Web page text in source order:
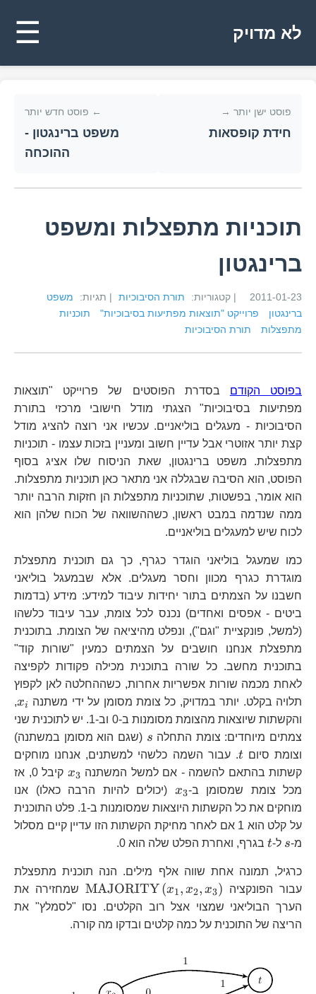
לא מדויק ☰
פוסט ישן יותר →
חידת קופסאות
← פוסט חדש יותר
משפט ברינגטון -
ההוכחה
תוכניות מתפצלות ומשפט
ברינגטון
2011-01-23 | קטגוריות: תורת הסיבוכיות | תגיות:
משפט
ברינגטון
פרוייקט "תוצאות מפתיעות בסיבוכיות"
תוכניות
מתפצלות
תורת הסיבוכיות
בפוסט הקודם בסדרת הפוסטים של פרוייקט "תוצאות
מפתיעות בסיבוכיות" הצגתי מודל חישובי מרכזי בתורת
הסיבוכיות - מעגלים בוליאניים. עכשיו אני רוצה להציג מודל
קצת יותר אזוטרי אבל עדיין חשוב ומעניין בזכות עצמו - תוכניות
מתפצלות. משפט ברינגטון, שאת הניסוח שלו אציג בסוף
הפוסט, הוא הסיבה שבגללה אני מתאר כאן תוכניות מתפצלות.
הוא אומר, בפשטות, שתוכניות מתפצלות הן חזקות הרבה יותר
ממה שנדמה במבט ראשון, כשההשוואה של הכוח שלהן הוא
לכוח שיש למעגלים בוליאניים.
כמו שמעגל בוליאני הוגדר כגרף, כך גם תוכנית מתפצלת
מוגדרת כגרף מכוון וחסר מעגלים. אלא שבמעגל בוליאני
חשבנו על הצמתים בתור יחידות עיבוד למידע: מידע (בדמות
ביטים - אפסים ואחדים) נכנס לכל צומת, עבר עיבוד כלשהו
(למשל, פונקציית "וגם"), ונפלט מהיציאה של הצומת. בתוכנית
מתפצלת אנחנו חושבים על הצמתים כמעין "שורות קוד"
בתוכנית מחשב. כל שורה בתוכנית מכילה פקודות לקפיצה
לאחת מכמה שורות אפשריות אחרות, כשההחלטה לאן לקפוץ
תלויה בקלט. יותר במדויק, כל צומת מסומן על ידי משתנה
xi
,
והקשתות שיוצאות מהצומת מסומנות ב-0 וב-1. יש לתוכנית שני
צמתים מיוחדים: צומת התחלה
s
s (שגם הוא מסומן במשתנה)
וצומת סיום
t t. עבור השמה כלשהי למשתנים, אנחנו מוחקים
קשתות בהתאם להשמה - אם למשל המשתנה
x_{3}
x3
קיבל 0, אז
מכל צומת שמסומן ב-
x_{3}x3
(יכולים להיות הרבה כאלו) אנו
מוחקים את כל הקשתות היוצאות שמסומנות ב-1. פלט התוכנית
על קלט הוא 1 אם לאחר מחיקת הקשתות הזו עדיין קיים מסלול
מ-s ל-t בגרף, ואחרת הפלט שלה הוא 0.
כרגיל, תמונה אחת שווה אלף מילים. הנה תוכנית מתפצלת
עבור הפונקציה
MAJORITY(x1, x2, x3)
שמחזירה את
הערך הבוליאני שמצוי אצל רוב הקלטים. נסו "לסמלץ" את
הריצה של התוכנית על כמה קלטים ובדקו מה קורה.